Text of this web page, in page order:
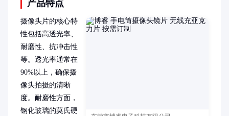
产品特点
摄像头片的核心特
性包括高透光率、
耐磨性、抗冲击性
等。透光率通常在
90%以上，确保摄
像头拍摄的清晰
度。耐磨性方面，
钢化玻璃的莫氏硬